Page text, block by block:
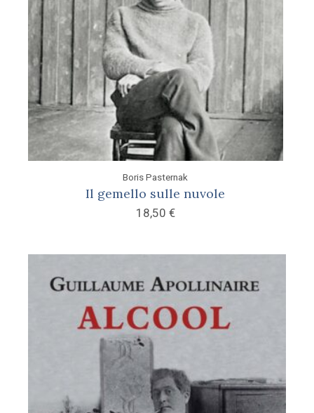
Boris Pasternak
Il gemello sulle nuvole
18,50 €